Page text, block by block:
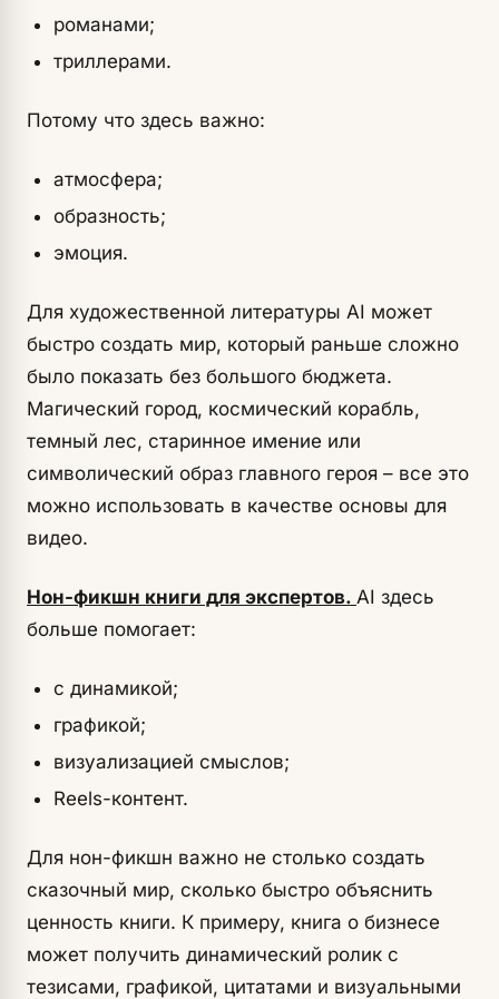
романами;
триллерами.
Потому что здесь важно:
атмосфера;
образность;
эмоция.
Для художественной литературы AI может
быстро создать мир, который раньше сложно
было показать без большого бюджета.
Магический город, космический корабль,
темный лес, старинное имение или
символический образ главного героя – все это
можно использовать в качестве основы для
видео.
Нон-фикшн книги для экспертов. AI здесь
больше помогает:
с динамикой;
графикой;
визуализацией смыслов;
Reels-контент.
Для нон-фикшн важно не столько создать
сказочный мир, сколько быстро объяснить
ценность книги. К примеру, книга о бизнесе
может получить динамический ролик с
тезисами, графикой, цитатами и визуальными